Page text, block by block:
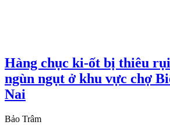
Hàng chục ki-ốt bị thiêu
ngùn ngụt ở khu vực chợ
Nai
Bảo Trâm